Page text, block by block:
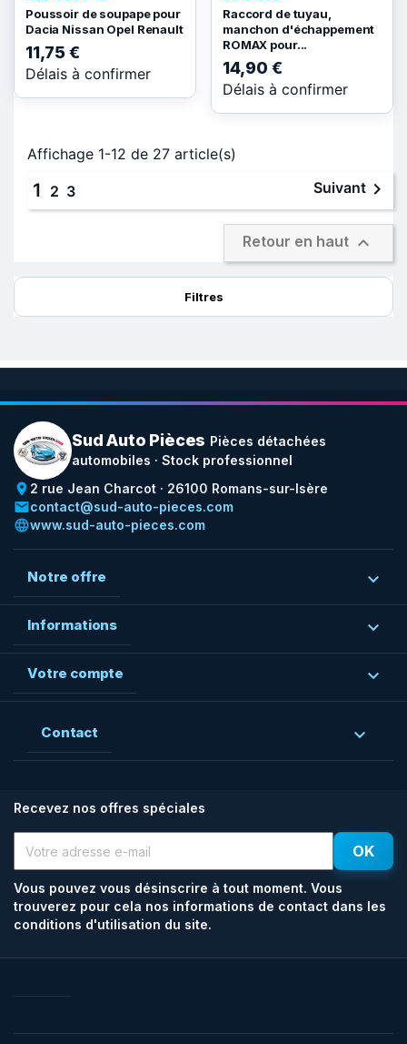
Poussoir de soupape pour
Dacia Nissan Opel Renault
11,75 €
Délais à confirmer
Raccord de tuyau,
manchon d'échappement
ROMAX pour...
14,90 €
Délais à confirmer
Affichage 1-12 de 27 article(s)
1 2 3 Suivant 
Retour en haut 
Filtres
Sud Auto Pièces Pièces détachées
automobiles · Stock professionnel
place 2 rue Jean Charcot · 26100 Romans-sur-Isère
emailcontact@sud-auto-pieces.com
languagewww.sud-auto-pieces.com
Notre offre 
Informations 
Votre compte 
Contact 
Recevez nos offres spéciales
Vous pouvez vous désinscrire à tout moment. Vous
trouverez pour cela nos informations de contact dans les
conditions d'utilisation du site.